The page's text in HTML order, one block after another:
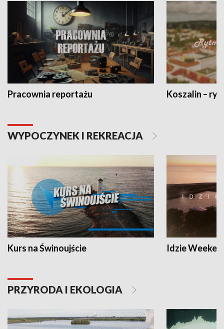
Pracownia reportażu Koszalin –
WYPOCZYNEK I REKREACJA
Kurs na Świnoujście Idzie
PRZYRODA I EKOLOGIA